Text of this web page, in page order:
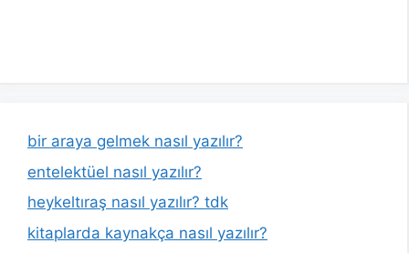
bir araya gelmek nasıl yazılır?
entelektüel nasıl yazılır?
heykeltıraş nasıl yazılır? tdk
kitaplarda kaynakça nasıl yazılır?